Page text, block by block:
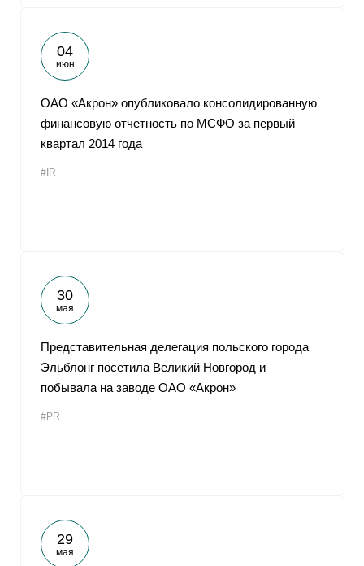
04
июн
ОАО «Акрон» опубликовало консолидированную
финансовую отчетность по МСФО за первый
квартал 2014 года
#IR
30
мая
Представительная делегация польского города
Эльблонг посетила Великий Новгород и
побывала на заводе ОАО «Акрон»
#PR
29
мая